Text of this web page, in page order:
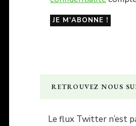
RETROUVEZ NOUS
Le flux Twitter n’est